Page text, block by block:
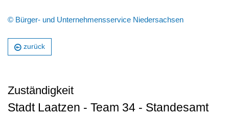
© Bürger- und Unternehmensservice Niedersachsen
zurück
Zuständigkeit
Stadt Laatzen - Team 34 - Standesamt